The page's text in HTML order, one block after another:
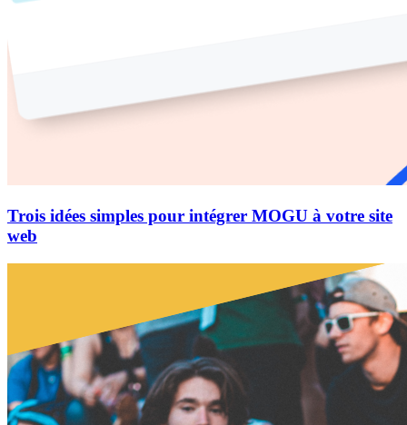
Trois idées simples pour intégrer MOGU à votre site
web